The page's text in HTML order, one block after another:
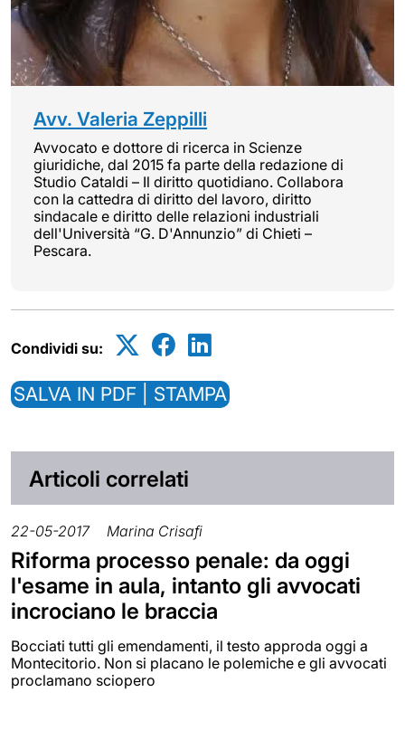
Avv. Valeria Zeppilli
Avvocato e dottore di ricerca in Scienze
giuridiche, dal 2015 fa parte della redazione di
Studio Cataldi – Il diritto quotidiano. Collabora
con la cattedra di diritto del lavoro, diritto
sindacale e diritto delle relazioni industriali
dell'Università “G. D'Annunzio” di Chieti –
Pescara.
Condividi su:
SALVA IN PDF | STAMPA
Articoli correlati
22-05-2017 Marina Crisafi
Riforma processo penale: da oggi
l'esame in aula, intanto gli avvocati
incrociano le braccia
Bocciati tutti gli emendamenti, il testo approda oggi a
Montecitorio. Non si placano le polemiche e gli avvocati
proclamano sciopero